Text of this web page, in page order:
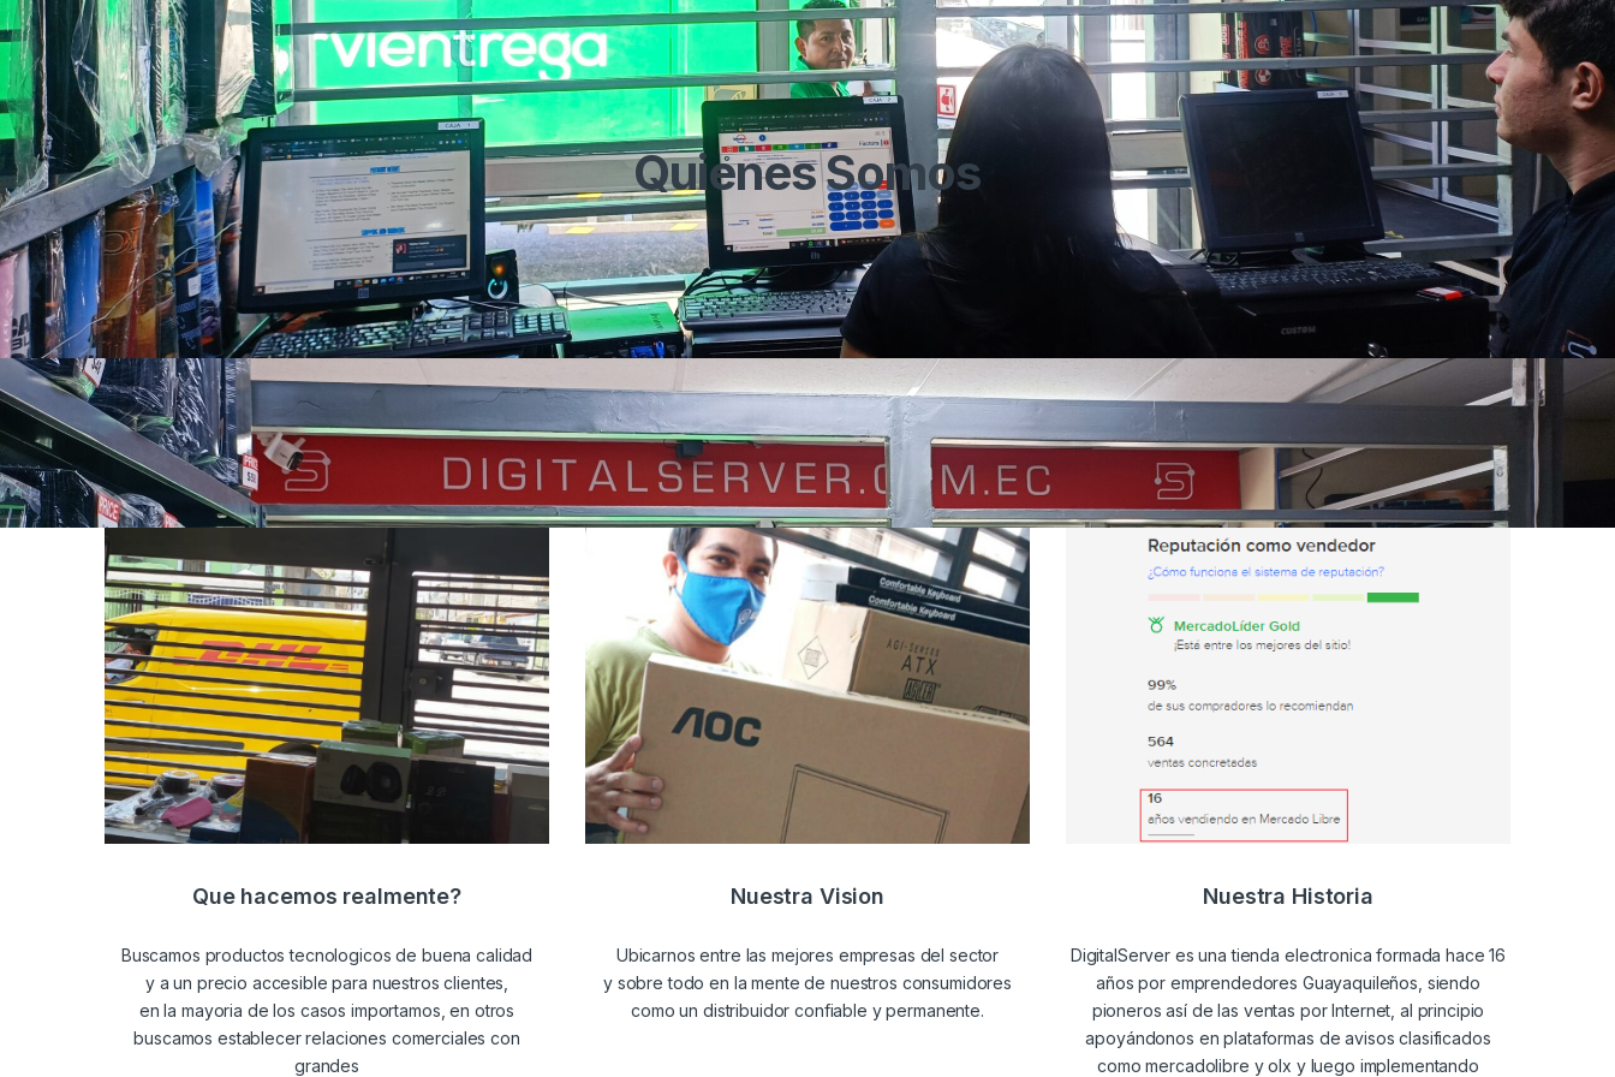
Quienes Somos
Que hacemos realmente?
Buscamos productos tecnologicos de buena calidad
y a un precio accesible para nuestros clientes,
en la mayoria de los casos importamos, en otros
buscamos establecer relaciones comerciales con
grandes
Nuestra Vision
Ubicarnos entre las mejores empresas del sector
y sobre todo en la mente de nuestros consumidores
como un distribuidor confiable y permanente.
Nuestra Historia
DigitalServer es una tienda electronica formada hace 16
años por emprendedores Guayaquileños, siendo
pioneros así de las ventas por Internet, al principio
apoyándonos en plataformas de avisos clasificados
como mercadolibre y olx y luego implementando